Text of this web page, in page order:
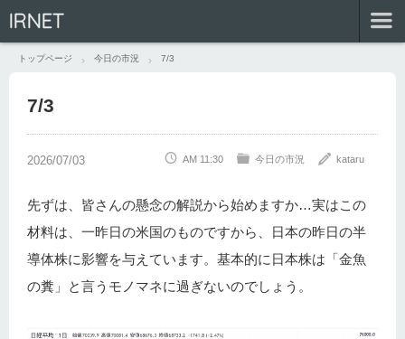
IRNET
トップページ 今日の市況 7/3
7/3
AM 11:30 今日の市況 kataru
先ずは、皆さんの懸念の解説から始めますか…実はこの
材料は、一昨日の米国のものですから、日本の昨日の半
導体株に影響を与えています。基本的に日本株は「金魚
の糞」と言うモノマネに過ぎないのでしょう。